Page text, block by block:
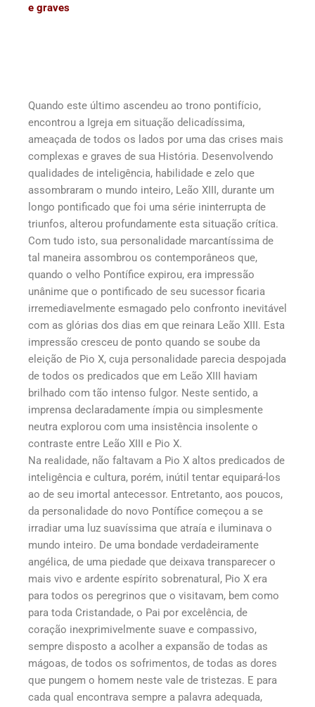
e graves
Quando este último ascendeu ao trono pontifício,
encontrou a Igreja em situação delicadíssima,
ameaçada de todos os lados por uma das crises mais
complexas e graves de sua História. Desenvolvendo
qualidades de inteligência, habilidade e zelo que
assombraram o mundo inteiro, Leão XIII, durante um
longo pontificado que foi uma série ininterrupta de
triunfos, alterou profundamente esta situação crítica.
Com tudo isto, sua personalidade marcantíssima de
tal maneira assombrou os contemporâneos que,
quando o velho Pontífice expirou, era impressão
unânime que o pontificado de seu sucessor ficaria
irremediavelmente esmagado pelo confronto inevitável
com as glórias dos dias em que reinara Leão XIII. Esta
impressão cresceu de ponto quando se soube da
eleição de Pio X, cuja personalidade parecia despojada
de todos os predicados que em Leão XIII haviam
brilhado com tão intenso fulgor. Neste sentido, a
imprensa declaradamente ímpia ou simplesmente
neutra explorou com uma insistência insolente o
contraste entre Leão XIII e Pio X.
Na realidade, não faltavam a Pio X altos predicados de
inteligência e cultura, porém, inútil tentar equipará-los
ao de seu imortal antecessor. Entretanto, aos poucos,
da personalidade do novo Pontífice começou a se
irradiar uma luz suavíssima que atraía e iluminava o
mundo inteiro. De uma bondade verdadeiramente
angélica, de uma piedade que deixava transparecer o
mais vivo e ardente espírito sobrenatural, Pio X era
para todos os peregrinos que o visitavam, bem como
para toda Cristandade, o Pai por excelência, de
coração inexprimivelmente suave e compassivo,
sempre disposto a acolher a expansão de todas as
mágoas, de todos os sofrimentos, de todas as dores
que pungem o homem neste vale de tristezas. E para
cada qual encontrava sempre a palavra adequada,